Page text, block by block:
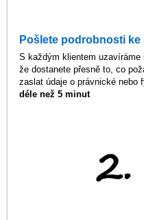
Pošlete podrobnosti ke
S každým klientem uzavíráme
že dostanete přesně to, co
zaslat údaje o právnické nebo
déle než 5 minut